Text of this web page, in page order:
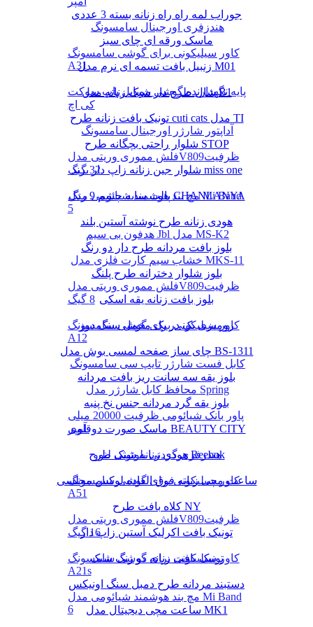
هندزفری اورجینال سامسونگ
کاور سیلیکونی برای گوشی سامسونگ
A31
پایه نگهدارنده گوشی موبایل پاپ سوکت
کی اچ
آداپتور شارژر اورجینال سامسونگ
فلش مموری وریتی مدلV809ظرفیت
32 گیگ
مچ بند هوشمند شیائومی مدل Mi Band
5
هدفون بی سیم Jbl مدل MS-K2
خشاب سیم کارت فلزی مدل MKS-11
فلش مموری وریتی مدلV809ظرفیت
8 گیگ
کاور سیلیکونی برای گوشی سامسونگ
A12
کابل فست شارژر تایپ سی سامسونگ
محافظ کابل شارژر مدل Spring
پاور بانک شیائومی ظرفیت 20000 میلی
آمپر
هندزفری گردنی بلوتوثی لنوو
کاور سیلیکونی برای گوشی سامسونگ
A51
فلش مموری وریتی مدلV809ظرفیت
16 گیگ
کاور سیلیکونی برای گوشی سامسونگ
A21s
مچ بند هوشمند شیائومی مدل Mi Band
6
جوراب لمه راه راه زنانه بسته 3 عددی
ماسک ورقه ای چای سبز
زنبیل بافت تسمه ای نرم مدل M01
شال طرح دار شیک زنانه مدل B1
تونیک بافت زنانه طرح cuti cats مدل TI
شلوار راحتی بچگانه طرح STOP
شلوار جین زنانه زاپ دار برند miss one
پالت سایه چشم 9 رنگ CHANLANYA
هودی زنانه طرح نوشته آستین بلند
بلوز بافت مردانه طرح دار دو رنگ
بلوز شلوار دخترانه طرح پلنگ
بلوز بافت زنانه یقه اسکی
رومیزی یک در یک مخمل سنگ دوز
چای ساز صفحه لمسی بوش مدل BS-1311
بلوز یقه سه سانت ریز بافت مردانه
بلوز یقه گرد مردانه جنس نخ پنبه
ماسک صورت دوقلوی BEAUTY CITY
هودی زنانه شیک طرح Reebok
ساعت مچی زنانه فوق العاده لوکس مجلسی
کلاه بافت طرح NY
تونیک بافت اکرلیک آستین زاپ دار
تونیک بافت زنانه دو رنگ شیک
دستبند مردانه طرح دمبل سنگ اونیکس
ساعت مچی دیجیتال مدل MK1